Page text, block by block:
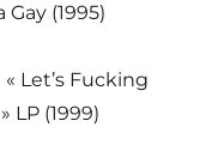
(1995)
Let’s Fucking
LP (1999)